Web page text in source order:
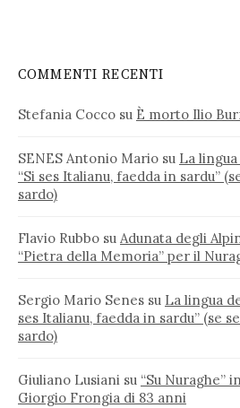
COMMENTI RECENTI
Stefania Cocco su È morto Ilio
SENES Antonio Mario su La
“Si ses Italianu, faedda in sardu”
sardo)
Flavio Rubbo su Adunata degli
“Pietra della Memoria” per il
Sergio Mario Senes su La lingua
ses Italianu, faedda in sardu” (se
sardo)
Giuliano Lusiani su “Su Nuraghe”
Giorgio Frongia di 83 anni